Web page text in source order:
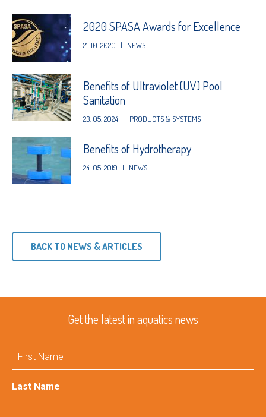
2020 SPASA Awards for Excellence
21. 10. 2020 | NEWS
Benefits of Ultraviolet (UV) Pool
Sanitation
23. 05. 2024 | PRODUCTS & SYSTEMS
Benefits of Hydrotherapy
24. 05. 2019 | NEWS
BACK TO NEWS & ARTICLES
Get the latest in aquatics news
Name
Last Name